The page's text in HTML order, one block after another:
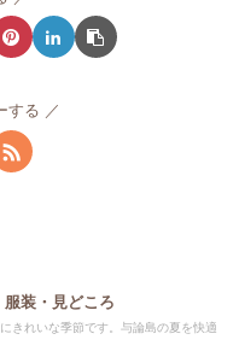
する
服装・見どころ
きれいな季節です。与論島の夏を快適